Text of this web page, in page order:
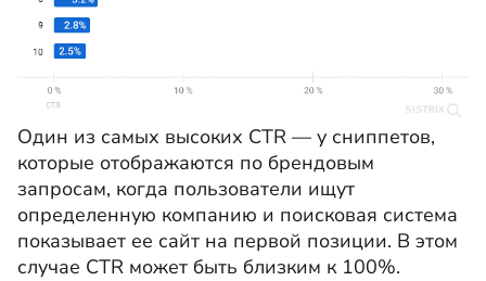
Один из самых высоких CTR — у сниппетов,
которые отображаются по брендовым
запросам, когда пользователи ищут
определенную компанию и поисковая система
показывает ее сайт на первой позиции. В этом
случае CTR может быть близким к 100%.